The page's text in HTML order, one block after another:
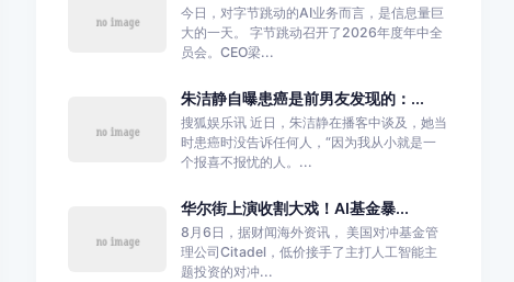
今日，对字节跳动的AI业务而言，是信息量巨
大的一天。 字节跳动召开了2026年度年中全
员会。CEO梁...
朱洁静自曝患癌是前男友发现的：...
搜狐娱乐讯 近日，朱洁静在播客中谈及，她当
时患癌时没告诉任何人，“因为我从小就是一
个报喜不报忧的人。...
华尔街上演收割大戏！AI基金暴...
8月6日，据财闻海外资讯， 美国对冲基金管
理公司Citadel，低价接手了主打人工智能主
题投资的对冲...